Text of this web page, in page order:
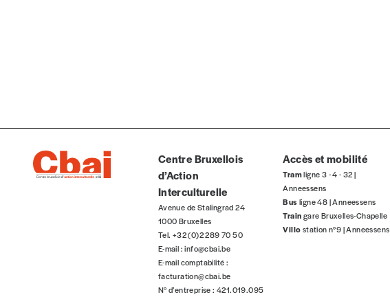
Centre Bruxellois
d’Action
Interculturelle
Avenue de Stalingrad 24
1000 Bruxelles
Tel. +32 (0)2 289 70 50
E-mail :info@cbai.be
E-mail comptabilité :
facturation@cbai.be
N° d’entreprise : 421.019.095
Accès et mobilité
Tramligne 3 - 4 - 32 |
Anneessens
Busligne 48 | Anneessens
Traingare Bruxelles-Chapelle
Villostation n°9 | Anneessens